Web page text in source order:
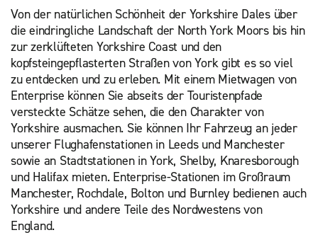
Von der natürlichen Schönheit der Yorkshire Dales über
die eindringliche Landschaft der North York Moors bis hin
zur zerklüfteten Yorkshire Coast und den
kopfsteingepflasterten Straßen von York gibt es so viel
zu entdecken und zu erleben. Mit einem Mietwagen von
Enterprise können Sie abseits der Touristenpfade
versteckte Schätze sehen, die den Charakter von
Yorkshire ausmachen. Sie können Ihr Fahrzeug an jeder
unserer Flughafenstationen in Leeds und Manchester
sowie an Stadtstationen in York, Shelby, Knaresborough
und Halifax mieten. Enterprise-Stationen im Großraum
Manchester, Rochdale, Bolton und Burnley bedienen auch
Yorkshire und andere Teile des Nordwestens von
England.